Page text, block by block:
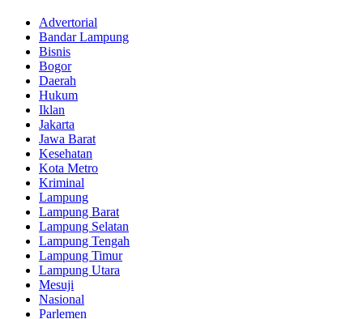
Advertorial
Bandar Lampung
Bisnis
Bogor
Daerah
Hukum
Iklan
Jakarta
Jawa Barat
Kesehatan
Kota Metro
Kriminal
Lampung
Lampung Barat
Lampung Selatan
Lampung Tengah
Lampung Timur
Lampung Utara
Mesuji
Nasional
Parlemen